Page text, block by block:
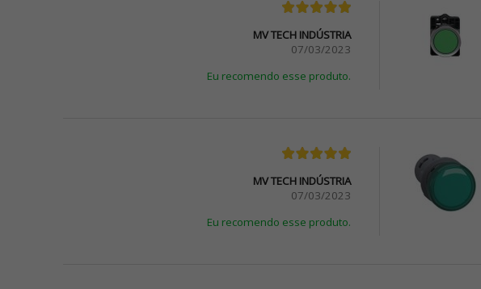
MV TECH INDÚSTRIA
07/03/2023
Eu recomendo esse produto.
MV TECH INDÚSTRIA
07/03/2023
Eu recomendo esse produto.